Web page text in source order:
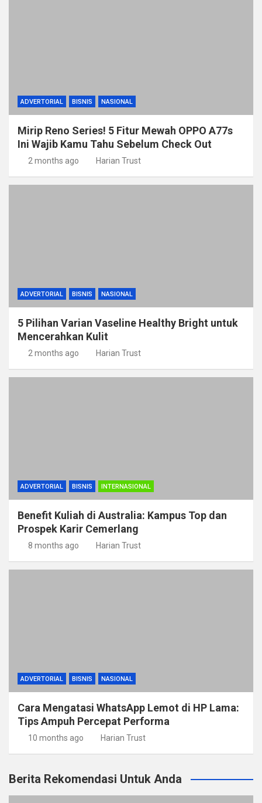
ADVERTORIAL BISNIS NASIONAL
Mirip Reno Series! 5 Fitur Mewah OPPO A77s
Ini Wajib Kamu Tahu Sebelum Check Out
2 months ago Harian Trust
ADVERTORIAL BISNIS NASIONAL
5 Pilihan Varian Vaseline Healthy Bright untuk
Mencerahkan Kulit
2 months ago Harian Trust
ADVERTORIAL BISNIS INTERNASIONAL
Benefit Kuliah di Australia: Kampus Top dan
Prospek Karir Cemerlang
8 months ago Harian Trust
ADVERTORIAL BISNIS NASIONAL
Cara Mengatasi WhatsApp Lemot di HP Lama:
Tips Ampuh Percepat Performa
10 months ago Harian Trust
Berita Rekomendasi Untuk Anda